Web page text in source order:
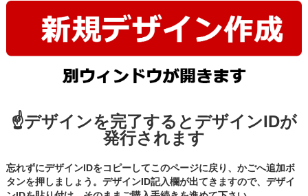
☝デザインを完了するとデザインIDが
発行されます
忘れずにデザインIDをコピーしてこのページに戻り、かごへ追加ボ
タンを押しましょう。デザインID記入欄が出てきますので、デザイ